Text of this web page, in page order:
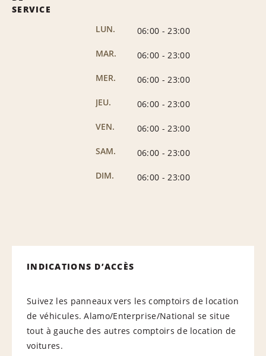
SERVICE
LUN. 06:00 - 23:00
MAR.
06:00 - 23:00
MER.
06:00 - 23:00
JEU.
06:00 - 23:00
VEN.
06:00 - 23:00
SAM.
06:00 - 23:00
DIM.
06:00 - 23:00
INDICATIONS D’ACCÈS
Suivez les panneaux vers les comptoirs de location
de véhicules. Alamo/Enterprise/National se situe
tout à gauche des autres comptoirs de location de
voitures.